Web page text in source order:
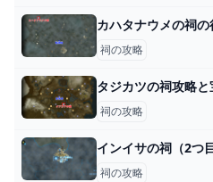
カハタナウメの祠
祠の攻略
タジカツの祠攻略
祠の攻略
祠の攻略